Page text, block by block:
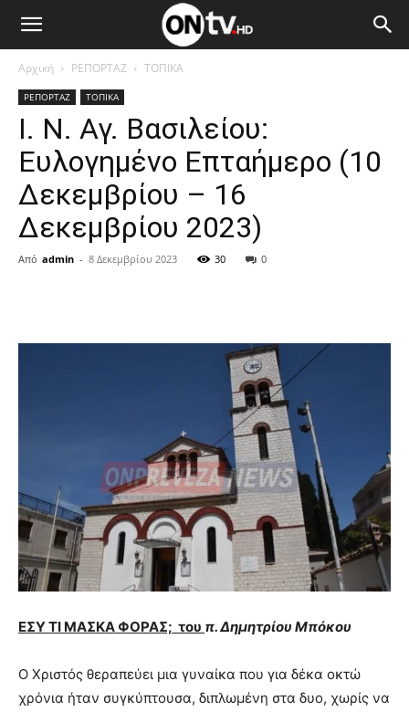
Αρχική ΡΕΠΟΡΤΑΖ ΤΟΠΙΚΑ
ΡΕΠΟΡΤΑΖ ΤΟΠΙΚΑ
Ι. Ν. Αγ. Βασιλείου:
Ευλογημένο Επταήμερο (10
Δεκεμβρίου – 16
Δεκεμβρίου 2023)
Από admin - 8 Δεκεμβρίου 2023 30 0
ΕΣΥ ΤΙ ΜΑΣΚΑ ΦΟΡΑΣ; του π. Δημητρίου Μπόκου
Ο Χριστός θεραπεύει μια γυναίκα που για δέκα οκτώ
χρόνια ήταν συγκύπτουσα, διπλωμένη στα δυο, χωρίς να